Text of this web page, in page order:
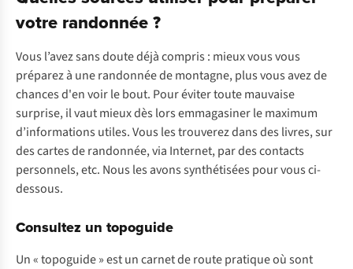
votre randonnée ?
Vous l’avez sans doute déjà compris : mieux vous vous
préparez à une randonnée de montagne, plus vous avez de
chances d'en voir le bout. Pour éviter toute mauvaise
surprise, il vaut mieux dès lors emmagasiner le maximum
d’informations utiles. Vous les trouverez dans des livres, sur
des cartes de randonnée, via Internet, par des contacts
personnels, etc. Nous les avons synthétisées pour vous ci-
dessous.
Consultez un topoguide
Un « topoguide » est un carnet de route pratique où sont